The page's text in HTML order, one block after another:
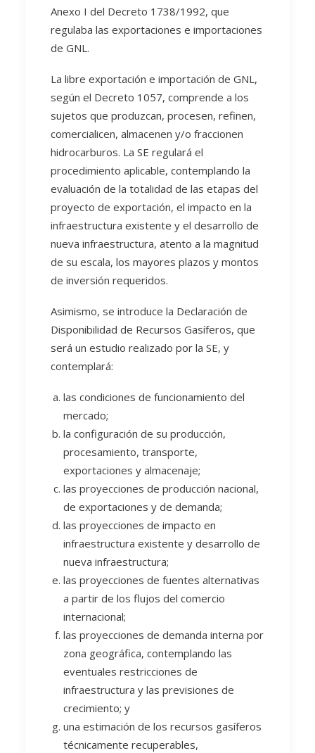
Anexo I del Decreto 1738/1992, que
regulaba las exportaciones e importaciones
de GNL.
La libre exportación e importación de GNL,
según el Decreto 1057, comprende a los
sujetos que produzcan, procesen, refinen,
comercialicen, almacenen y/o fraccionen
hidrocarburos. La SE regulará el
procedimiento aplicable, contemplando la
evaluación de la totalidad de las etapas del
proyecto de exportación, el impacto en la
infraestructura existente y el desarrollo de
nueva infraestructura, atento a la magnitud
de su escala, los mayores plazos y montos
de inversión requeridos.
Asimismo, se introduce la Declaración de
Disponibilidad de Recursos Gasíferos, que
será un estudio realizado por la SE, y
contemplará:
las condiciones de funcionamiento del
mercado;
la configuración de su producción,
procesamiento, transporte,
exportaciones y almacenaje;
las proyecciones de producción nacional,
de exportaciones y de demanda;
las proyecciones de impacto en
infraestructura existente y desarrollo de
nueva infraestructura;
las proyecciones de fuentes alternativas
a partir de los flujos del comercio
internacional;
las proyecciones de demanda interna por
zona geográfica, contemplando las
eventuales restricciones de
infraestructura y las previsiones de
crecimiento; y
una estimación de los recursos gasíferos
técnicamente recuperables,